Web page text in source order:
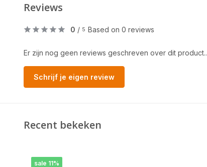
Reviews
0 / 5 Based on 0 reviews
Er zijn nog geen reviews geschreven over dit product..
Schrijf je eigen review
Recent bekeken
sale 11%